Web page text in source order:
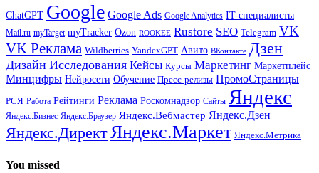
ChatGPT Google Google Ads Google Analytics IT-специалисты
Mail.ru myTarget myTracker Ozon ROOKEE Rustore SEO Telegram VK
VK Реклама Wildberries YandexGPT Авито ВКонтакте Дзен
Дизайн Исследования Кейсы Курсы Маркетинг Маркетплейс
Минцифры Нейросети Обучение Пресс-релизы ПромоСтраницы
РСЯ Работа Рейтинги Реклама Роскомнадзор Сайты Яндекс
Яндекс.Бизнес Яндекс.Браузер Яндекс.Вебмастер Яндекс.Дзен
Яндекс.ДиректЯндекс.Маркет Яндекс.Метрика
You missed